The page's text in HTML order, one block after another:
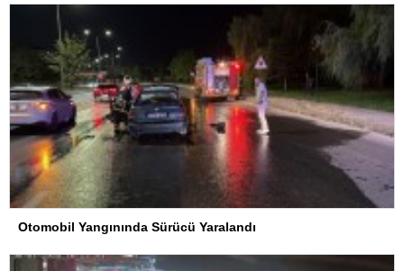
Otomobil Yangınında Sürücü Yaralandı